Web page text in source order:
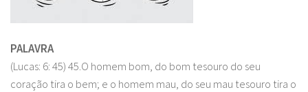
PALAVRA
(Lucas: 6: 45) 45.O homem bom, do bom tesouro do seu
coração tira o bem; e o homem mau, do seu mau tesouro tira o